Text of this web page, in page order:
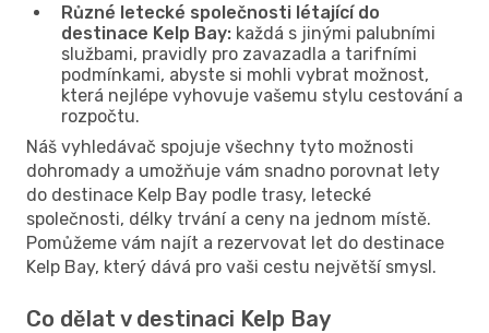
Různé letecké společnosti létající do
destinace Kelp Bay: každá s jinými palubními
službami, pravidly pro zavazadla a tarifními
podmínkami, abyste si mohli vybrat možnost,
která nejlépe vyhovuje vašemu stylu cestování a
rozpočtu.
Náš vyhledávač spojuje všechny tyto možnosti
dohromady a umožňuje vám snadno porovnat lety
do destinace Kelp Bay podle trasy, letecké
společnosti, délky trvání a ceny na jednom místě.
Pomůžeme vám najít a rezervovat let do destinace
Kelp Bay, který dává pro vaši cestu největší smysl.
Co dělat v destinaci Kelp Bay